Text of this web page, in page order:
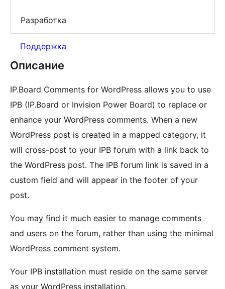
Разработка
Поддержка
Описание
IP.Board Comments for WordPress allows you to use
IPB (IP.Board or Invision Power Board) to replace or
enhance your WordPress comments. When a new
WordPress post is created in a mapped category, it
will cross-post to your IPB forum with a link back to
the WordPress post. The IPB forum link is saved in a
custom field and will appear in the footer of your
post.
You may find it much easier to manage comments
and users on the forum, rather than using the minimal
WordPress comment system.
Your IPB installation must reside on the same server
as your WordPress installation.